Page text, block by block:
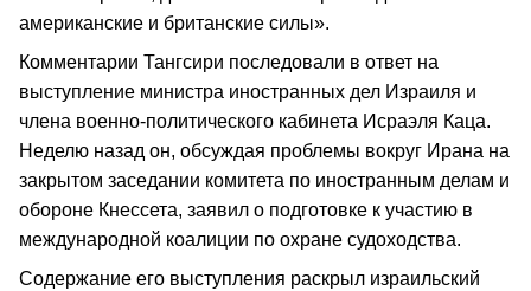
американские и британские силы».
Комментарии Тангсири последовали в ответ на
выступление министра иностранных дел Израиля и
члена военно-политического кабинета Исраэля Каца.
Неделю назад он, обсуждая проблемы вокруг Ирана на
закрытом заседании комитета по иностранным делам и
обороне Кнессета, заявил о подготовке к участию в
международной коалиции по охране судоходства.
Содержание его выступления раскрыл израильский